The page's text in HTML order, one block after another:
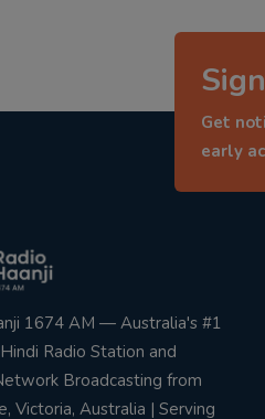
Get
early
1674 AM — Australia's #1
Radio Station and
Broadcasting from
Victoria, Australia | Serving